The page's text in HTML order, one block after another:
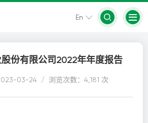
En
股份有限公司2022年年度报告
03-24 / 浏览次数：4,181 次